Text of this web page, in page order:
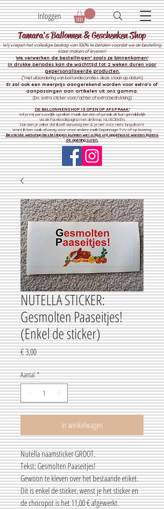
Tamara's Ballonnen & Geschenken Shop
Wij vragen het volledige bedrag van 100% te betalen voordat we de bestelling
klaar maken of leveren!
We verwerken de bestellingen* zoals ze binnenkomen!
In drukke periodes kan de wachttijd tot 2 weken duren voor
gepersonaliseerde producten.
(*met uitzondering van ballondecoraties deze staan op datum)
Er zal ook een meerprijs aangerekend worden voor extra's of
aanpassingen aan artikelen uit ons gamma.
(bv. extra sticker voor/achter of extra bedrukking)
DE BALLONNENSHOP IS OPEN OP AFSPRAAK!
Wil je mij persoonlijk spreken maak dan een afspraak dit kan gemakkelijk
via de Facebookpagina met de knop: NU BOEKEN.
Dan ben je zeker dat ikzelf aanwezig ben & je niet voor niets langskomt.
Want ik ben vaak afwezig voor onze andere zaakDepannage TVV of op levering.
Bestelde webshop bestellingen kunnen wel altijd vrij opgehaald worden tijdens
de openingsuren.
Inloggen
NUTELLA STICKER:
Gesmolten Paaseitjes!
(Enkel de sticker)
€ 3,00Prijs
Aantal *
In winkelwagen
Nutella naamsticker GROOT.
Tekst: Gesmolten Paaseitjes!
Gewoon te kleven over het bestaande etiket.
Dit is enkel de sticker, wenst je het sticker en
de chocopot is het 11,00 € afgewerkt.